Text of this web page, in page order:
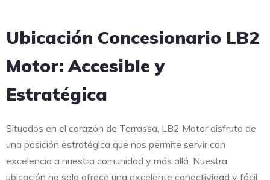
Ubicación Concesionario LB2
Motor: Accesible y
Estratégica
Situados en el corazón de Terrassa, LB2 Motor disfruta de
una posición estratégica que nos permite servir con
excelencia a nuestra comunidad y más allá. Nuestra
ubicación no solo ofrece una excelente conectividad y fácil